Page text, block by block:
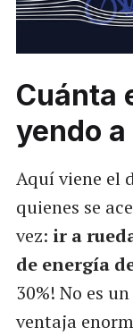
Cuánta
yendo
Aquí viene el
quienes se
vez: ir a
de energía
30%! No es
ventaja